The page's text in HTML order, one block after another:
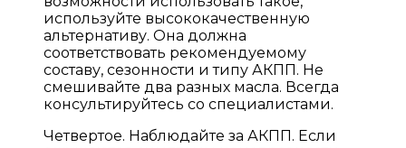
используйте высококачественную
альтернативу. Она должна
соответствовать рекомендуемому
составу, сезонности и типу АКПП. Не
смешивайте два разных масла. Всегда
консультируйтесь со специалистами.
Четвертое. Наблюдайте за АКПП. Если